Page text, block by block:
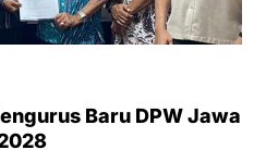
Baru DPW Jawa